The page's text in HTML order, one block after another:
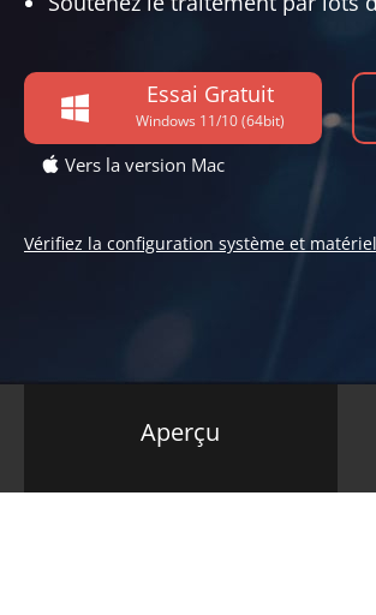
Essai Gratuit
Windows 11/10 (64bit)
Vers la version Mac
Vérifiez la configuration système et
Aperçu